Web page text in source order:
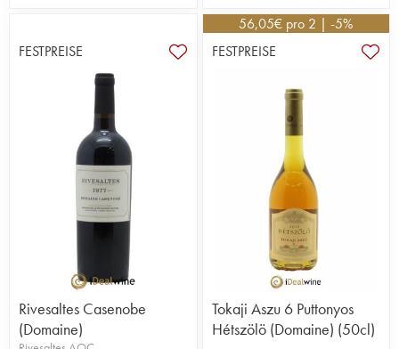
FESTPREISE
Rivesaltes Casenobe
(Domaine)
56,05€ pro 2 | -5%
FESTPREISE
Tokaji Aszu 6 Puttonyos
Hétszölö (Domaine) (50cl)